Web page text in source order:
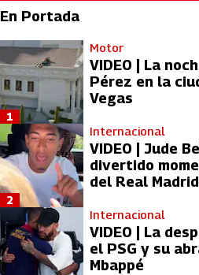
En Portada
Motor
VIDEO | La
Pérez en la
Vegas
1
Internacional
VIDEO | Jude
divertido
del Real Madrid
2
Internacional
VIDEO | La
el PSG y su
Mbappé